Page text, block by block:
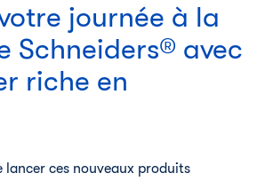
journée à la
Schneiders® avec
riche en
lancer ces nouveaux produits